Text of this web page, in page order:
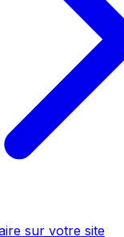
sur votre site